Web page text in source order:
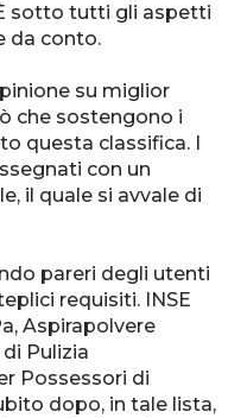
sotto tutti gli aspetti
da conto.
su miglior
che sostengono i
questa classifica. I
con un
il quale si avvale di
pareri degli utenti
requisiti. INSE
Aspirapolvere
Pulizia
Possessori di
dopo, in tale lista,